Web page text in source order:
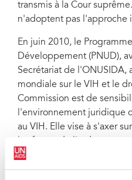
transmis à la Cour
n'adoptent pas l'approche
En juin 2010, le
Développement (PNUD),
Secrétariat de l'ONUSIDA,
mondiale sur le VIH et le
Commission est de
l'environnement juridique
au VIH. Elle vise à s'axer
bloquer, les ripostes